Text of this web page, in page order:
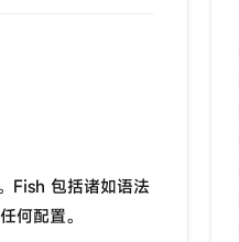
Fish 包括诸如语法
何配置。